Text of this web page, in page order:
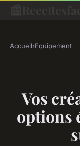
Accueil›Equipement
Vos
options